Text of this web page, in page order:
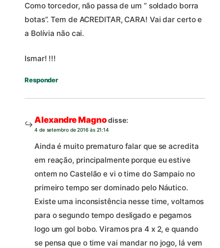
Como torcedor, não passa de um ” soldado borra
botas”. Tem de ACREDITAR, CARA! Vai dar certo e
a Bolívia não cai.
Ismar! !!!
Responder
Alexandre Magno disse:
4 de setembro de 2016 às 21:14
Ainda é muito prematuro falar que se acredita
em reação, principalmente porque eu estive
ontem no Castelão e vi o time do Sampaio no
primeiro tempo ser dominado pelo Náutico.
Existe uma inconsistência nesse time, voltamos
para o segundo tempo desligado e pegamos
logo um gol bobo. Viramos pra 4 x 2, e quando
se pensa que o time vai mandar no jogo, lá vem